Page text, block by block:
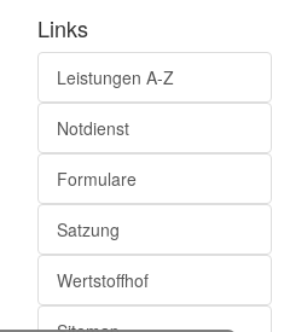
Links
Leistungen A-Z
Notdienst
Formulare
Satzung
Wertstoffhof